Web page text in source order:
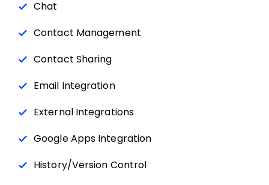
Chat
Contact Management
Contact Sharing
Email Integration
External Integrations
Google Apps Integration
History/Version Control